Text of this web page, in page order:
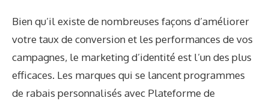
Bien qu’il existe de nombreuses façons d’améliorer
votre taux de conversion et les performances de vos
campagnes, le marketing d’identité est l’un des plus
efficaces. Les marques qui se lancentprogrammes
de rabais personnalisés avec Plateforme de